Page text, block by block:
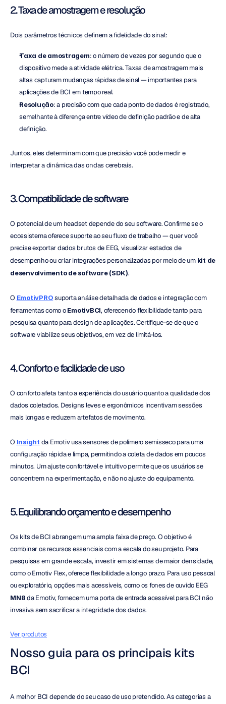
2. Taxa de amostragem e resolução
Dois parâmetros técnicos definem a fidelidade do sinal:
Taxa de amostragem: o número de vezes por segundo que o
dispositivo mede a atividade elétrica. Taxas de amostragem mais
altas capturam mudanças rápidas de sinal — importantes para
aplicações de BCI em tempo real.
Resolução: a precisão com que cada ponto de dados é registrado,
semelhante à diferença entre vídeo de definição padrão e de alta
definição.
Juntos, eles determinam com que precisão você pode medir e
interpretar a dinâmica das ondas cerebrais.
3. Compatibilidade de software
O potencial de um headset depende do seu software. Confirme se o
ecossistema oferece suporte ao seu fluxo de trabalho — quer você
precise exportar dados brutos de EEG, visualizar estados de
desempenho ou criar integrações personalizadas por meio de um kit de
desenvolvimento de software (SDK).
O EmotivPRO suporta análise detalhada de dados e integração com
ferramentas como o EmotivBCI, oferecendo flexibilidade tanto para
pesquisa quanto para design de aplicações. Certifique-se de que o
software viabilize seus objetivos, em vez de limitá-los.
4. Conforto e facilidade de uso
O conforto afeta tanto a experiência do usuário quanto a qualidade dos
dados coletados. Designs leves e ergonômicos incentivam sessões
mais longas e reduzem artefatos de movimento.
O Insight da Emotiv usa sensores de polímero semisseco para uma
configuração rápida e limpa, permitindo a coleta de dados em poucos
minutos. Um ajuste confortável e intuitivo permite que os usuários se
concentrem na experimentação, e não no ajuste do equipamento.
5. Equilibrando orçamento e desempenho
Os kits de BCI abrangem uma ampla faixa de preço. O objetivo é
combinar os recursos essenciais com a escala do seu projeto. Para
pesquisas em grande escala, investir em sistemas de maior densidade,
como o Emotiv Flex, oferece flexibilidade a longo prazo. Para uso pessoal
MN8 da Emotiv, fornecem uma porta de entrada acessível para BCI não
invasiva sem sacrificar a integridade dos dados.
Ver produtos
Nosso guia para os principais kits
BCI
A melhor BCI depende do seu caso de uso pretendido. As categorias a